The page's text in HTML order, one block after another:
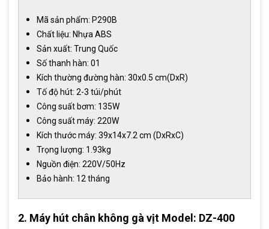
Mã sản phẩm: P290B
Chất liệu: Nhựa ABS
Sản xuất: Trung Quốc
Số thanh hàn: 01
Kích thường đường hàn: 30x0.5 cm(DxR)
Tố độ hút: 2-3 túi/phút
Công suất bơm: 135W
Công suất máy: 220W
Kích thước máy: 39x14x7.2 cm (DxRxC)
Trọng lượng: 1.93kg
Nguồn điện: 220V/50Hz
Bảo hành: 12 tháng
2. Máy hút chân không gà vịt Model: DZ-400